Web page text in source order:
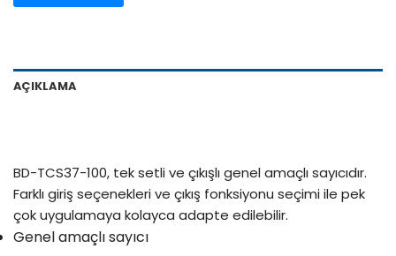
AÇIKLAMA
BD-TCS37-100, tek setli ve çıkışlı genel amaçlı sayıcıdır.
Farklı giriş seçenekleri ve çıkış fonksiyonu seçimi ile pek
çok uygulamaya kolayca adapte edilebilir.
Genel amaçlı sayıcı